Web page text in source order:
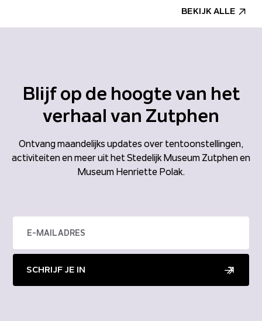
BEKIJK ALLE
Blijf op de hoogte van het
verhaal van Zutphen
Ontvang maandelijks updates over tentoonstellingen,
activiteiten en meer uit het Stedelijk Museum Zutphen en
Museum Henriette Polak.
SCHRIJF JE IN